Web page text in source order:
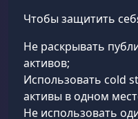
Чтобы защитить
Не раскрывать
активов;
Использовать cold
активы в одном
Не использовать